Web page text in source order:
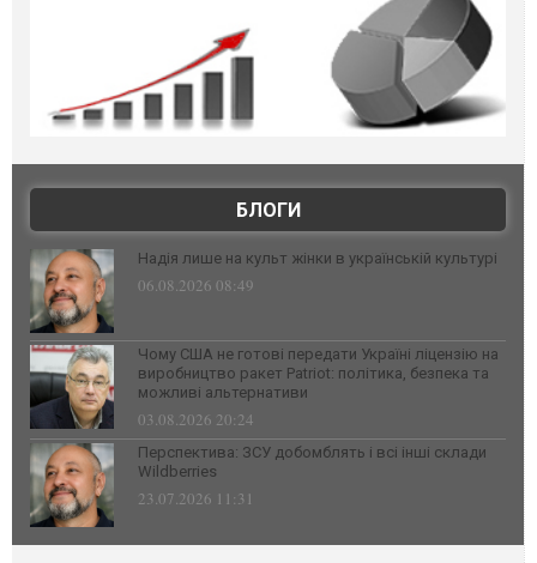
БЛОГИ
Надія лише на культ жінки в українській культурі
06.08.2026 08:49
Чому США не готові передати Україні ліцензію на
виробництво ракет Patriot: політика, безпека та
можливі альтернативи
03.08.2026 20:24
Перспектива: ЗСУ добомблять і всі інші склади
Wildberries
23.07.2026 11:31